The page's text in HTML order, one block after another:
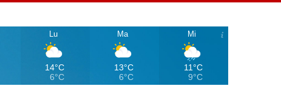
Lu
14°C
6°C
Ma
13°C
6°C
Mi
11°C
9°C